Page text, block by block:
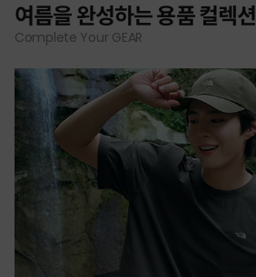
여름을 완성하는 용품 컬렉션
Complete Your GEAR